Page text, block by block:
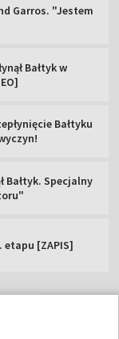
Garros. "Jestem
Bałtyk w
Bałtyku
Bałtyk. Specjalny
etapu [ZAPIS]